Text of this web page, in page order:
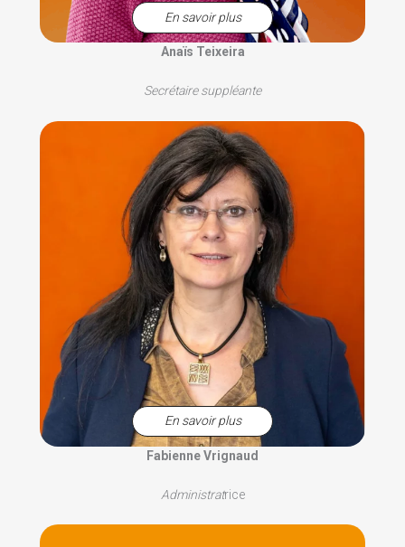
En savoir plus
Anaïs Teixeira
Secrétaire suppléante
En savoir plus
Fabienne Vrignaud
Administratrice